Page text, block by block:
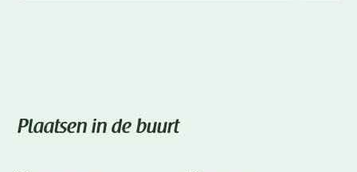
Plaatsen in de buurt